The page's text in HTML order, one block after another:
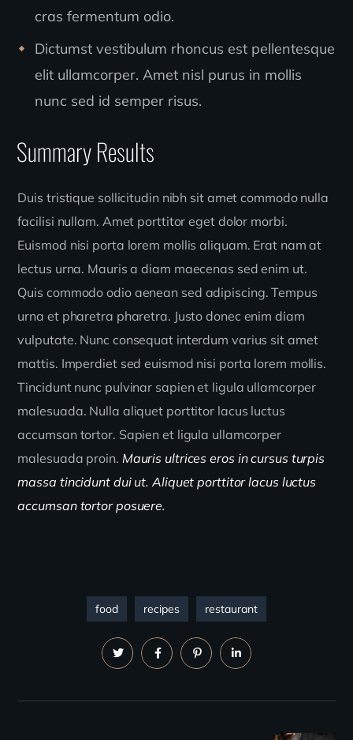
cras fermentum odio.
Dictumst vestibulum rhoncus est pellentesque
elit ullamcorper. Amet nisl purus in mollis
nunc sed id semper risus.
Summary Results
Duis tristique sollicitudin nibh sit amet commodo nulla
facilisi nullam. Amet porttitor eget dolor morbi.
Euismod nisi porta lorem mollis aliquam. Erat nam at
lectus urna. Mauris a diam maecenas sed enim ut.
Quis commodo odio aenean sed adipiscing. Tempus
urna et pharetra pharetra. Justo donec enim diam
vulputate. Nunc consequat interdum varius sit amet
mattis. Imperdiet sed euismod nisi porta lorem mollis.
Tincidunt nunc pulvinar sapien et ligula ullamcorper
malesuada. Nulla aliquet porttitor lacus luctus
accumsan tortor. Sapien et ligula ullamcorper
malesuada proin. Mauris ultrices eros in cursus turpis
massa tincidunt dui ut. Aliquet porttitor lacus luctus
accumsan tortor posuere.
food recipes restaurant